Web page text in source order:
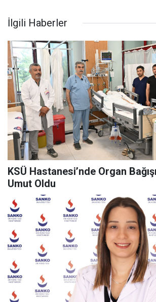
İlgili Haberler
KSÜ Hastanesi’nde Organ
Umut Oldu